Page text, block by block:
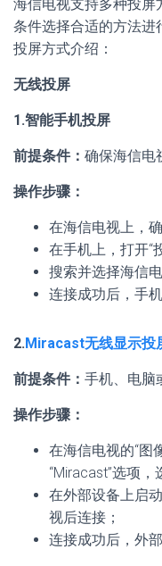
海信电视支持多种投屏
条件选择合适的方法进
投屏方式介绍：
无线投屏
1.智能手机投屏
前提条件： 确保海信电
操作步骤：
在海信电视上，
在手机上，打开“
搜索并选择海信
连接成功后，手
2.Miracast无线显示投
前提条件： 手机、电脑
操作步骤：
在海信电视的“图
“Miracast”选项，
在外部设备上启
视后连接；
连接成功后，外